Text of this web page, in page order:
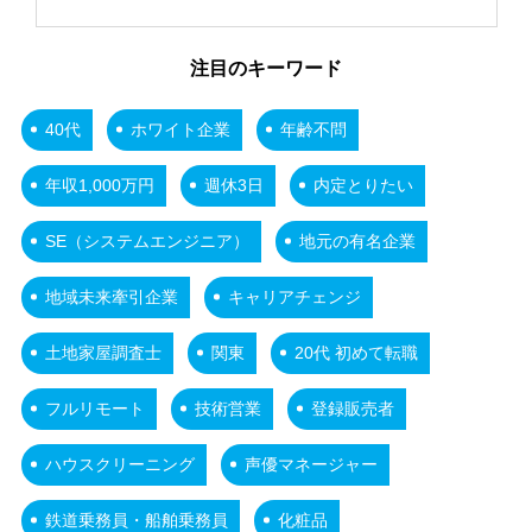
注目のキーワード
40代 ホワイト企業 年齢不問
年収1,000万円 週休3日 内定とりたい
SE（システムエンジニア） 地元の有名企業
地域未来牽引企業 キャリアチェンジ
土地家屋調査士 関東 20代 初めて転職
フルリモート 技術営業 登録販売者
ハウスクリーニング 声優マネージャー
鉄道乗務員・船舶乗務員 化粧品